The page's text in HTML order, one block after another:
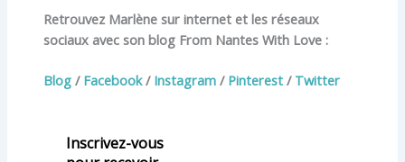
Retrouvez Marlène sur internet et les réseaux
sociaux avec son blog From Nantes With Love :
Blog / Facebook/ Instagram/ Pinterest/ Twitter
Inscrivez-vous